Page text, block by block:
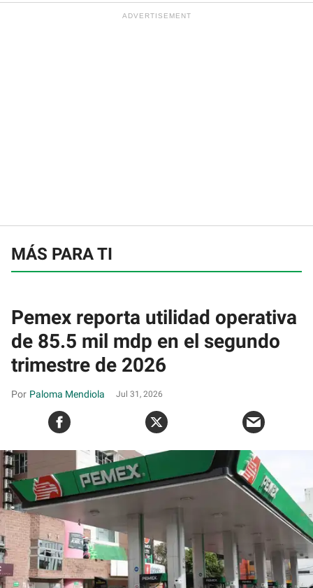
MÁS PARA TI
Pemex reporta utilidad operativa
de 85.5 mil mdp en el segundo
trimestre de 2026
Paloma Mendiola Jul 31, 2026